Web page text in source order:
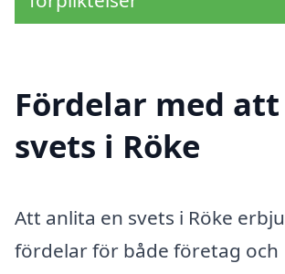
Fördelar med
svets i Röke
Att anlita en svets i Röke
fördelar för både företag och